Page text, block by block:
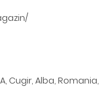
Cugir, Alba, Romania,